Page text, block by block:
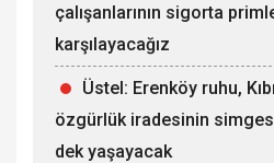
çalışanlarının sigorta
karşılayacağız
Üstel: Erenköy ruhu,
özgürlük iradesinin
dek yaşayacak